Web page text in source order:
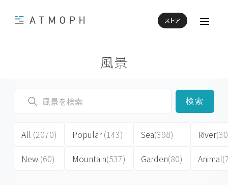
ストア
風景
検索
All (2070)
New (60)
Popular(143)
Mountain(537)
Sea(398)
Garden(80)
River
Animal